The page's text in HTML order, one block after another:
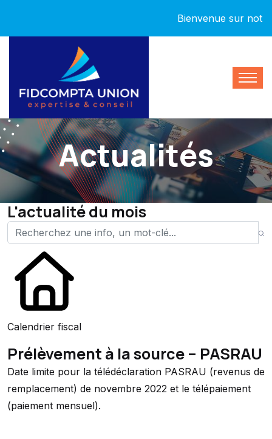
Bienvenue sur notre
Actualités
L'actualité du mois
Calendrier fiscal
Prélèvement à la source – PASRAU
Date limite pour la télédéclaration PASRAU (revenus de
remplacement) de novembre 2022 et le télépaiement
(paiement mensuel).